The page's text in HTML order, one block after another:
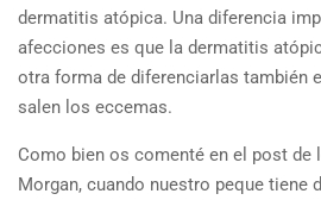
dermatitis atópica. Una diferencia
afecciones es que la dermatitis
otra forma de diferenciarlas también
salen los eccemas.
Como bien os comenté en el post de
Morgan, cuando nuestro peque tiene